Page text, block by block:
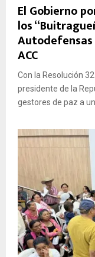
El Gobierno
los
Autodefensas
ACC
Con la Resolución
presidente de la
gestores de paz a un